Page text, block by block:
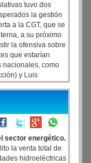
tuvo dos
la gestión
a la CGT, que se
a su próximo
la ofensiva sobre
que estarían
nacionales, como
y Luis
una ofensiva a
y llevó a la
avanzó en
claves: laboral y
sector energético.
la venta total de
hidroeléctricas